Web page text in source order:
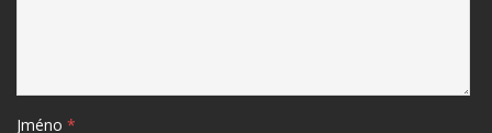
Jméno *